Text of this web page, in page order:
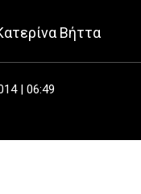
Βήττα
| 06:49